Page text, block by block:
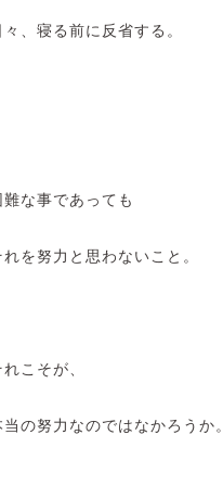
々、寝る前に反省する。
難な事であっても
れを努力と思わないこと。
れこそが、
当の努力なのではなかろうか。